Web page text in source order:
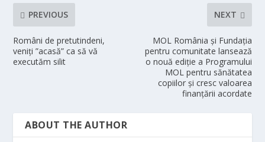
PREVIOUS
Români de pretutindeni,
veniți ”acasă” ca să vă
executăm silit
NEXT
MOL România și Fundația
pentru comunitate lansează
o nouă ediție a Programului
MOL pentru sănătatea
copiilor și cresc valoarea
finanțării acordate
ABOUT THE AUTHOR